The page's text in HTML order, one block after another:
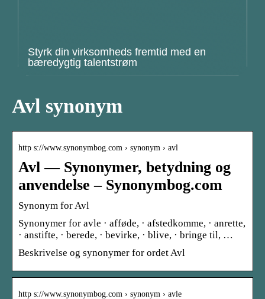
Styrk din virksomheds fremtid med en
bæredygtig talentstrøm
Avl synonym
http s://www.synonymbog.com › synonym › avl
Avl — Synonymer, betydning og
anvendelse – Synonymbog.com
Synonym for Avl
Synonymer for avle · afføde, · afstedkomme, · anrette,
· anstifte, · berede, · bevirke, · blive, · bringe til, …
Beskrivelse og synonymer for ordet Avl
http s://www.synonymbog.com › synonym › avle